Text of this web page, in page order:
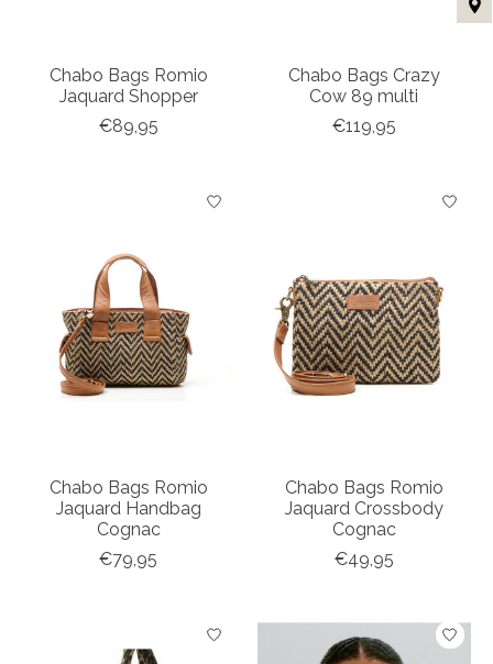
Chabo Bags Romio
Jaquard Shopper
€89,95
Chabo Bags Crazy
Cow 89 multi
€119,95
Chabo Bags Romio
Jaquard Handbag
Cognac
€79,95
Chabo Bags Romio
Jaquard Crossbody
Cognac
€49,95